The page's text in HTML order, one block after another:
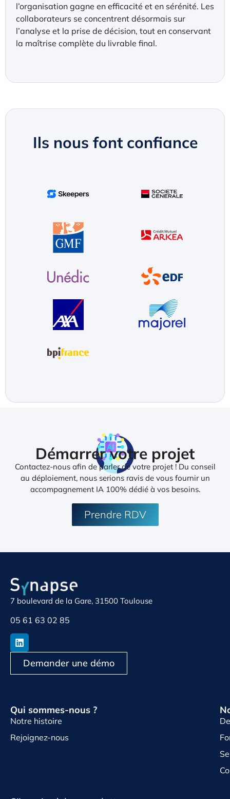
l’organisation gagne en efficacité et en sérénité. Les
collaborateurs se concentrent désormais sur
l’analyse et la prise de décision, tout en conservant
la maîtrise complète du livrable final.
Ils nous font confiance
Démarrer votre projet
Contactez-nous afin de parler de votre projet ! Du conseil
au déploiement, nous serions ravis de vous fournir un
accompagnement IA 100% dédié à vos besoins.
Prendre RDV
7 boulevard de la Gare, 31500 Toulouse
05 61 63 02 85
Demander une démo
Qui sommes-nous ?
Notre histoire
Rejoignez-nous